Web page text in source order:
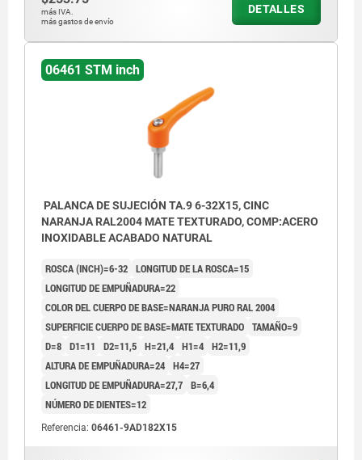
más IVA.
más gastos de envío
DETALLES
06461 STM inch
PALANCA DE SUJECIÓN TA.9 6-32X15, CINC
NARANJA RAL2004 MATE TEXTURADO, COMP:ACERO
INOXIDABLE ACABADO NATURAL
ROSCA (INCH)=6-32 LONGITUD DE LA ROSCA=15
LONGITUD DE EMPUÑADURA=22
COLOR DEL CUERPO DE BASE=NARANJA PURO RAL 2004
SUPERFICIE CUERPO DE BASE=MATE TEXTURADO TAMAÑO=9
D=8 D1=11 D2=11,5 H=21,4 H1=4 H2=11,9
ALTURA DE EMPUÑADURA=24 H4=27
LONGITUD DE EMPUÑADURA=27,7 B=6,4
NÚMERO DE DIENTES=12
Referencia: 06461-9AD182X15